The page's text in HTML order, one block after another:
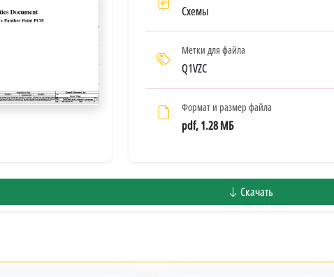
Схемы
Метки для файла
Q1VZC
Формат и размер файла
pdf, 1.28 МБ
Скачать